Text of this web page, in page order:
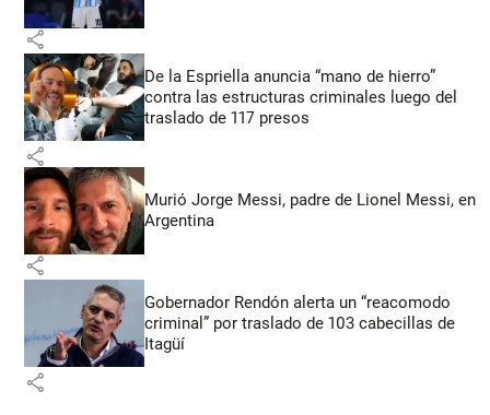
share
De la Espriella anuncia “mano de hierro”
contra las estructuras criminales luego del
traslado de 117 presos
share
Murió Jorge Messi, padre de Lionel Messi, en
Argentina
share
Gobernador Rendón alerta un “reacomodo
criminal” por traslado de 103 cabecillas de
Itagüí
share